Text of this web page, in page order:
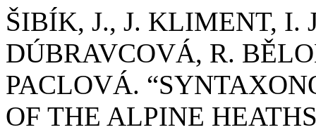
ŠIBÍK, J., J. KLIMENT, I.
DÚBRAVCOVÁ, R.
PACLOVÁ.
OF THE ALPINE